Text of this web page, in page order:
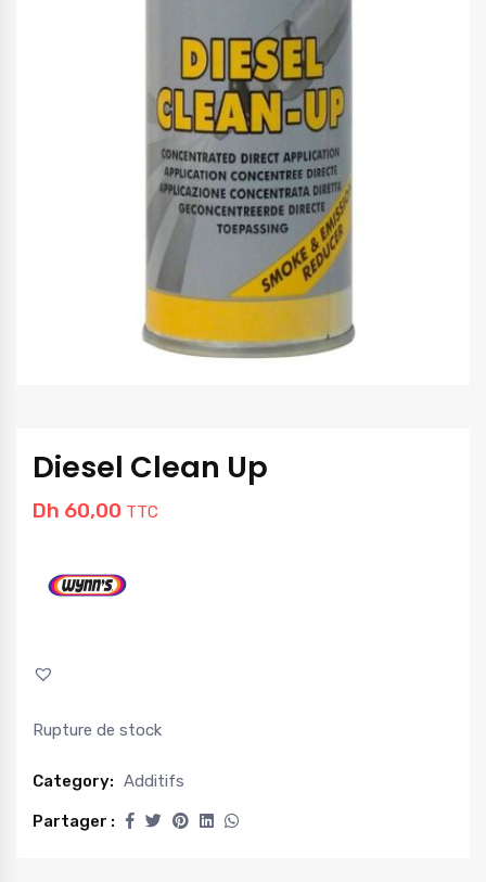
Diesel Clean Up
Dh 60,00 TTC
Rupture de stock
Category: Additifs
Partager :